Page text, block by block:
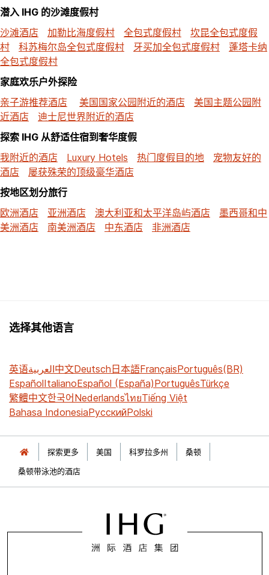
潜入 IHG 的沙滩度假村
沙滩酒店
加勒比海度假村 全包式度假村
坎昆全包式度假
村
科苏梅尔岛全包式度假村 牙买加全包式度假村
蓬塔卡纳
全包式度假村
家庭欢乐户外探险
亲子游推荐酒店
美国国家公园附近的酒店
美国主题公园附
近酒店
迪士尼世界附近的酒店
探索 IHG 从舒适住宿到奢华度假
我附近的酒店
Luxury Hotels 热门度假目的地
宠物友好的
酒店
屡获殊荣的顶级豪华酒店
按地区划分旅行
欧洲酒店
亚洲酒店 澳大利亚和太平洋岛屿酒店
墨西哥和中
美洲酒店
南美洲酒店 中东酒店 非洲酒店
选择其他语言
英语العربية中文Deutsch日本語FrançaisPortuguês(BR)
EspañolItalianoEspañol (España)PortuguêsTürkçe
繁體中文한국어NederlandsไทยTiếng Việt
Bahasa IndonesiaРусскийPolski
探索更多 美国 科罗拉多州
桑顿
桑顿带泳池的酒店